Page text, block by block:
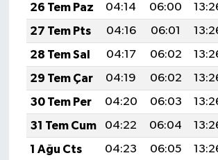
26 Tem Paz
04:14 06:00
27 Tem Pts
04:16 06:01
28 Tem Sal
04:17 06:02
29 Tem Çar
04:19 06:02
30 Tem Per
04:20 06:03
31 Tem Cum
04:22 06:04
1 Ağu Cts
04:23 06:05